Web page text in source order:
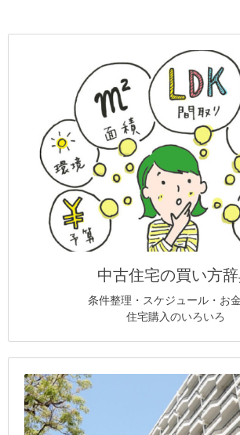
中古住宅の買い方
条件整理・スケジュール・お
住宅購入のいろいろ